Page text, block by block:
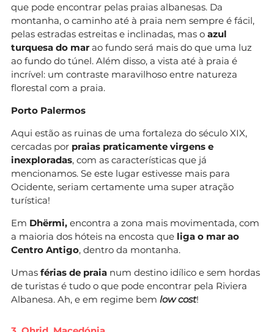
que pode encontrar pelas praias albanesas. Da
montanha, o caminho até à praia nem sempre é fácil,
pelas estradas estreitas e inclinadas, mas o azul
turquesa do mar ao fundo será mais do que uma luz
ao fundo do túnel. Além disso, a vista até à praia é
incrível: um contraste maravilhoso entre natureza
florestal com a praia.
Porto Palermos
Aqui estão as ruinas de uma fortaleza do século XIX,
cercadas por praias praticamente virgens e
inexploradas, com as características que já
mencionamos. Se este lugar estivesse mais para
Ocidente, seriam certamente uma super atração
turística!
Em Dhërmi, encontra a zona mais movimentada, com
a maioria dos hóteis na encosta que liga o mar ao
Centro Antigo, dentro da montanha.
Umas férias de praia num destino idílico e sem hordas
de turistas é tudo o que pode encontrar pela Riviera
Albanesa. Ah, e em regime bem low cost!